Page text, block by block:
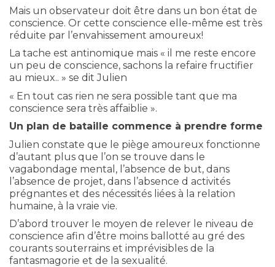
Mais un observateur doit être dans un bon état de
conscience. Or cette conscience elle-même est très
réduite par l’envahissement amoureux!
La tache est antinomique mais « il me reste encore
un peu de conscience, sachons la refaire fructifier
au mieux.. » se dit Julien
« En tout cas rien ne sera possible tant que ma
conscience sera très affaiblie ».
Un plan de bataille commence à prendre forme
Julien constate que le piège amoureux fonctionne
d’autant plus que l’on se trouve dans le
vagabondage mental, l’absence de but, dans
l’absence de projet, dans l’absence d activités
prégnantes et des nécessités liées à la relation
humaine, à la vraie vie.
D’abord trouver le moyen de relever le niveau de
conscience afin d’être moins ballotté au gré des
courants souterrains et imprévisibles de la
fantasmagorie et de la sexualité.